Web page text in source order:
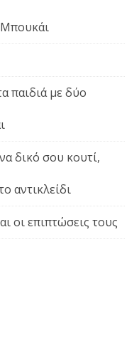
Μπουκάι
παιδιά με δύο
δικό σου κουτί,
αντικλείδι
οι επιπτώσεις τους